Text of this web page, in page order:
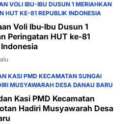
VOLI IBU-IBU DUSUN 1 MERIAHKAN
HUT KE-81 REPUBLIK INDONESIA
Voli Ibu-Ibu Dusun 1
Peringatan HUT ke-81
KASI PMD KECAMATAN SUNGAI
MUSYAWARAH DESA DANAU BARU
Kasi PMD Kecamatan
Hadiri Musyawarah Desa